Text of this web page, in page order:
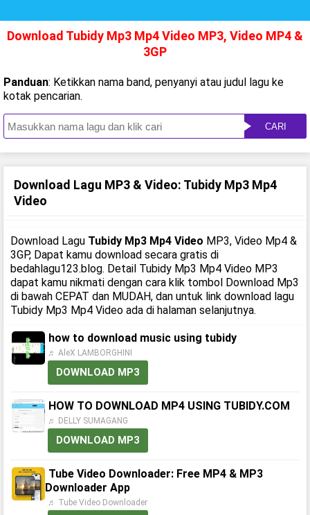
Download Tubidy Mp3 Mp4 Video MP3, Video MP4 &
3GP
Panduan: Ketikkan nama band, penyanyi atau judul lagu ke
kotak pencarian.
CARI
Download Lagu MP3 & Video: Tubidy Mp3 Mp4
Video
Download Lagu Tubidy Mp3 Mp4 Video MP3, Video Mp4 &
3GP, Dapat kamu download secara gratis di
bedahlagu123.blog. Detail Tubidy Mp3 Mp4 Video MP3
dapat kamu nikmati dengan cara klik tombol Download Mp3
di bawah CEPAT dan MUDAH, dan untuk link download lagu
Tubidy Mp3 Mp4 Video ada di halaman selanjutnya.
how to download music using tubidy
♬ AleX LAMBORGHINI
DOWNLOAD MP3
HOW TO DOWNLOAD MP4 USING TUBIDY.COM
♬ DELLY SUMAGANG
DOWNLOAD MP3
Tube Video Downloader: Free MP4 & MP3
Downloader App
♬ Tube Video Downloader